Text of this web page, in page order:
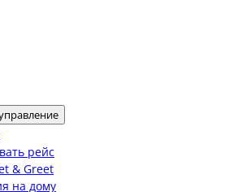
рейс
& Greet
на дому